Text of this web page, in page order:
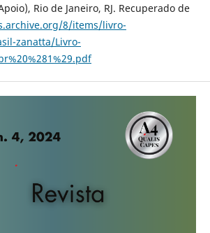
Rio de Janeiro, RJ. Recuperado de
8/items/livro-
zanatta/Livro-